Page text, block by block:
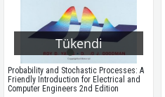
Tükendi
Probability and Stochastic Processes: A
Friendly Introduction for Electrical and
Computer Engineers 2nd Edition